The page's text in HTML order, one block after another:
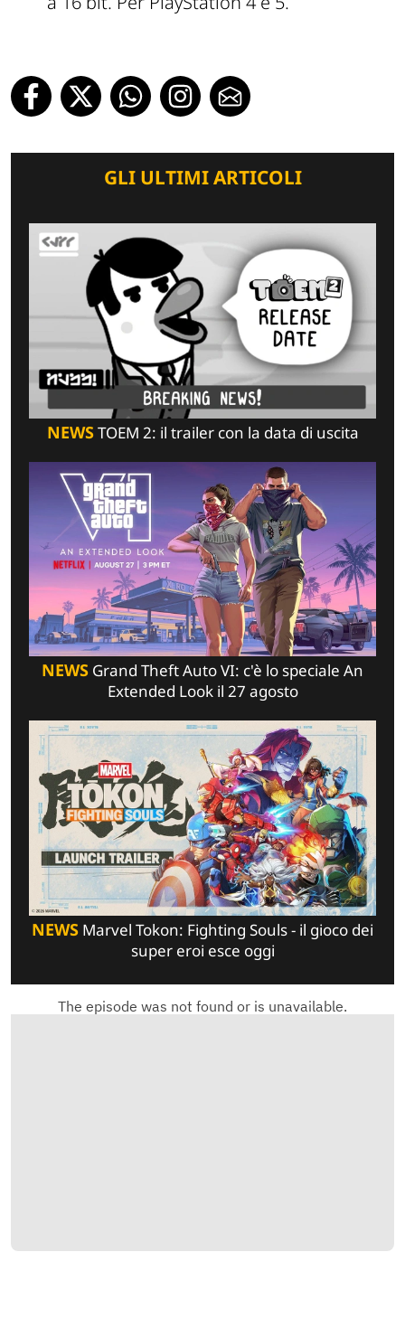
GLI ULTIMI ARTICOLI
NEWSTOEM 2: il trailer con la data di uscita
NEWS Grand Theft Auto VI: c'è lo speciale An
Extended Look il 27 agosto
NEWS Marvel Tokon: Fighting Souls - il gioco dei
super eroi esce oggi